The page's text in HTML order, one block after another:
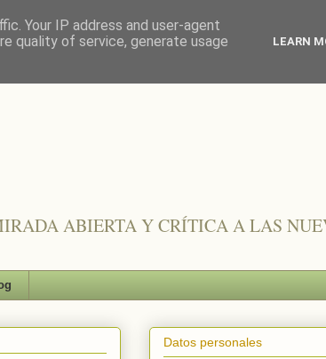
ABIERTA Y CRÍTICA A LAS
Datos personales
Your IP address and user-agent
quality of service, generate usage
LEARN